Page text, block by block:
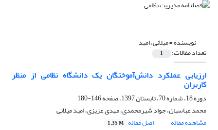
نویسنده =میلانی، امید
تعداد مقالات: 1
ارزیابی عملکرد دانش‌آموختگان یک دانشگاه نظامی از منظر
کاربران
دوره 18، شماره 70، تابستان 1397، صفحه
146-180
محمد عباسیان، جواد شیرمحمدی، مهدی عزیزی، امید میلانی
مشاهده مقاله
اصل مقاله 1.35 M